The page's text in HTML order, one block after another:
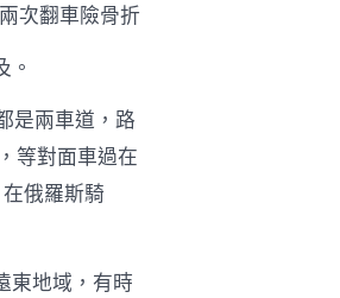
次翻車險骨折
。
是兩車道，路
等對面車過在
俄羅斯騎
東地域，有時